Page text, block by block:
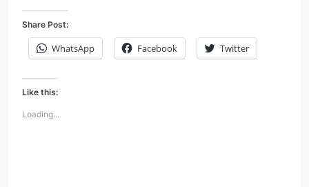
Share Post:
WhatsApp Facebook Twitter
Like this:
Loading...